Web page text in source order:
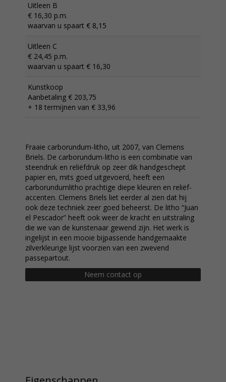
Uitleen B
€ 16,30 p.m.
waarvan u spaart € 8,15
Uitleen C
€ 24,45 p.m.
waarvan u spaart € 16,30
Kunstkoop
Aanbetaling € 203,75
+ 18 termijnen van € 33,96
Fraaie carborundum-litho, uit 2007, van Clemens
Briels. De carborundum-litho is een combinatie van
steendruk en reliëfdruk op zeer dik handgeschept
papier en, mits goed uitgevoerd, heeft een
carborundumlitho prachtige diepe kleuren en reliëf-
accenten. Clemens Briels liet eerder al zien dat hij
ook deze techniek zeer goed beheerst. De litho “Juan
el Pescador” heeft ook weer de kracht en uitstraling
die we van de kunstenaar gewend zijn. Het werk is
ingelijst in een mooie bijpassende handgemaakte
zilverkleurige lijst voorzien van een zwevend
passepartout.
Neem contact op